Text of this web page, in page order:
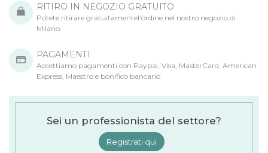
RITIRO IN NEGOZIO GRATUITO
Potete ritirare gratuitamentel'ordine nel nostro negozio di
Milano.
PAGAMENTI
Accettiamo pagamenti con Paypal, Visa, MasterCard, American
Express, Maestro e bonifico bancario
Sei un professionista del settore?
Registrati qui